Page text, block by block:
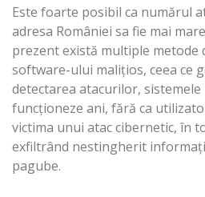
Este foarte posibil ca numărul
adresa României sa fie mai
prezent există multiple metode
software-ului maliţios, ceea ce
detectarea atacurilor,
funcţioneze ani, fără ca
victima unui atac cibernetic, în
exfiltrând nestingherit
pagube.